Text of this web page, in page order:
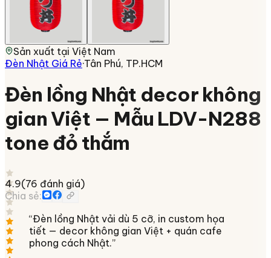
Sản xuất tại Việt Nam
Đèn Nhật Giá Rẻ·Tân Phú, TP.HCM
Đèn lồng Nhật decor không
gian Việt — Mẫu LDV-N288
tone đỏ thắm
4.9(76 đánh giá)
Chia sẻ:
“Đèn lồng Nhật vải dù 5 cỡ, in custom họa
tiết — decor không gian Việt + quán cafe
phong cách Nhật.”